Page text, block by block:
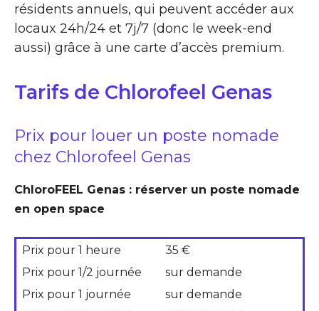
résidents annuels, qui peuvent accéder aux
locaux 24h/24 et 7j/7 (donc le week-end
aussi) grâce à une carte d’accès premium.
Tarifs de Chlorofeel Genas
Prix pour louer un poste nomade
chez Chlorofeel Genas
ChloroFEEL Genas : réserver un poste nomade
en open space
Prix pour 1 heure
35 €
Prix pour 1/2 journée
sur demande
Prix pour 1 journée
sur demande